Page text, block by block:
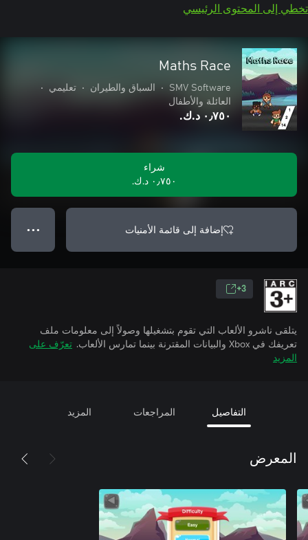
تخطي إلى المحتوى الرئيسي
Maths Race
SMV Software
• السباق والطيران • تعليمي
•
العائلة والأطفال
٠٫٧٥٠ د.ك.‏
شراء
٠٫٧٥٠ د.ك.‏
إضافة إلى قائمة الأمنيات ● ● ●
3+
يتلقى ناشرو الألعاب التي تقوم بتشغيلها وصولاً إلى معلومات ملف
تعريفك في Xbox والبيانات المقترنة بينما تمارس الألعاب.
تعرّف على
المزيد
التفاصيل المراجعات المزيد
المعرض